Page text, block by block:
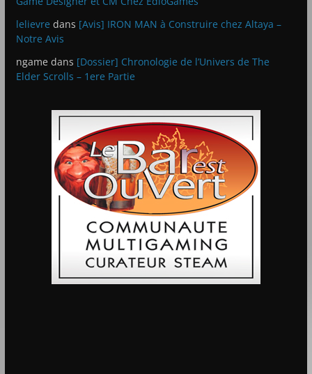
lelievre dans [Avis] IRON MAN à Construire chez Altaya –
Notre Avis
ngame dans [Dossier] Chronologie de l’Univers de The
Elder Scrolls – 1ere Partie